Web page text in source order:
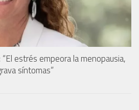
“El estrés empeora la menopausia,
síntomas”